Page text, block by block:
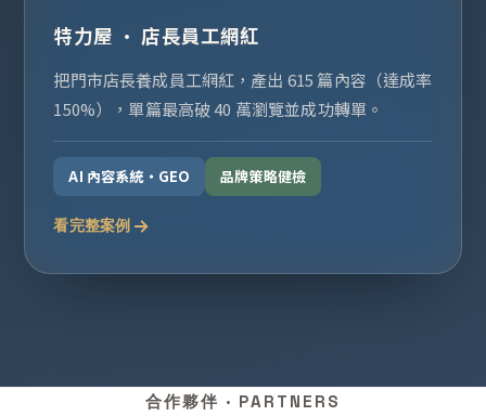
特力屋 · 店長員工網紅
把門市店長養成員工網紅，產出 615 篇內容（達成率
150%），單篇最高破 40 萬瀏覽並成功轉單。
AI 內容系統・GEO 品牌策略健檢
看完整案例
合作夥伴 · PARTNERS